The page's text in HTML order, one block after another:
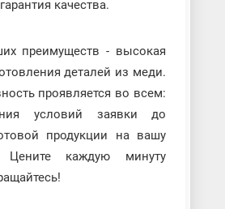
качества.
преимуществ - высокая
деталей из меди.
проявляется во всем:
условий заявки до
продукции на вашу
Цените каждую минуту